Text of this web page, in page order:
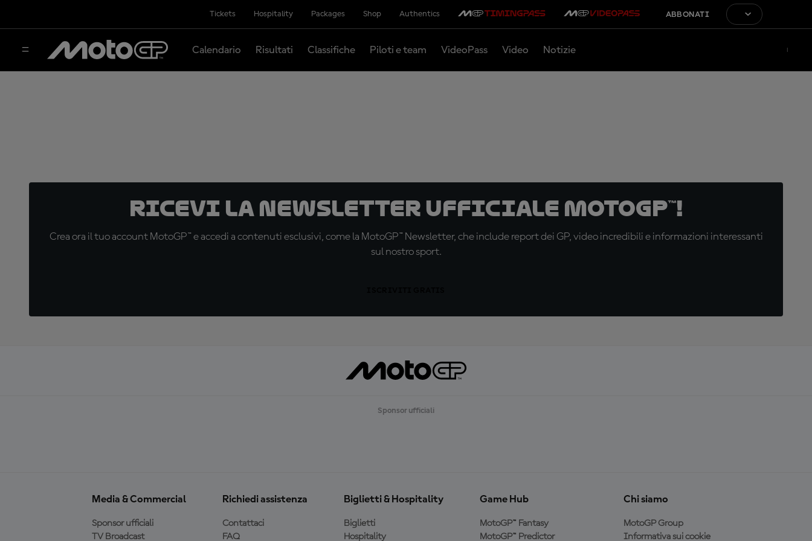
Tickets Hospitality Packages Shop Authentics ABBONATI
Calendario Risultati Classifiche Piloti e team VideoPass Video Notizie
Ricevi la newsletter ufficiale MotoGP™!
Crea ora il tuo account MotoGP™ e accedi a contenuti esclusivi, come la MotoGP™ Newsletter, che include report dei GP, video incredibili e informazioni interessanti
sul nostro sport.
Sponsor ufficiali
Media & Commercial
Sponsor ufficiali
TV Broadcast
Richiedi assistenza
Contattaci
FAQ
Biglietti & Hospitality
Biglietti
Hospitality
Game Hub
MotoGP™ Fantasy
MotoGP™ Predictor
Chi siamo
MotoGP Group
Informativa sui cookie